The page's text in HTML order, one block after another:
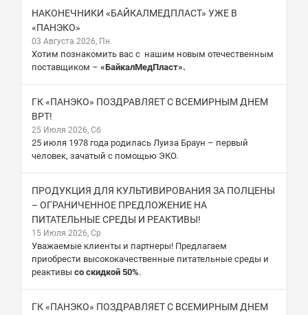
НАКОНЕЧНИКИ «БАЙКАЛМЕДПЛАСТ» УЖЕ В
«ПАНЭКО»
03 Августа 2026, Пн
Хотим познакомить вас с нашим новым отечественным
поставщиком – «БайкалМедПласт».
ГК «ПАНЭКО» ПОЗДРАВЛЯЕТ С ВСЕМИРНЫМ ДНЕМ
ВРТ!
25 Июля 2026, Сб
25 июля 1978 года родилась Луиза Браун – первый
человек, зачатый с помощью ЭКО.
ПРОДУКЦИЯ ДЛЯ КУЛЬТИВИРОВАНИЯ ЗА ПОЛЦЕНЫ
– ОГРАНИЧЕННОЕ ПРЕДЛОЖЕНИЕ НА
ПИТАТЕЛЬНЫЕ СРЕДЫ И РЕАКТИВЫ!
15 Июля 2026, Ср
Уважаемые клиенты и партнеры! Предлагаем
приобрести высококачественные питательные среды и
реактивы со скидкой 50%.
ГК «ПАНЭКО» ПОЗДРАВЛЯЕТ С ВСЕМИРНЫМ ДНЕМ